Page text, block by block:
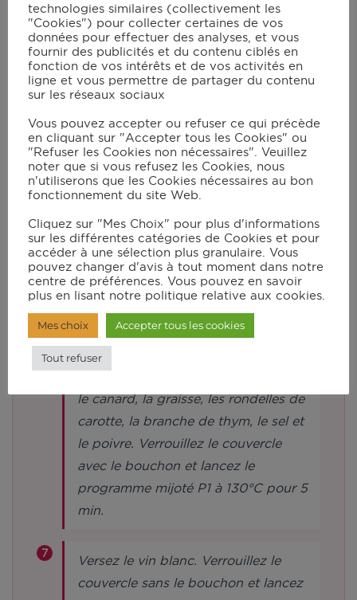
Couvrez la surface avec un cercle de
papier sulfurisé. Enfournez-les
pendant 45 min. Effilochez les
confits de canard et réservez un
grosse cuillère à soupe de graisse de
canard. Épluchez la carotte et
coupez-la en fines rondelles.
Dans le bol du robot muni du
l’échalote, épluchée et coupée en 4.
Verrouillez le couvercle avec le
bouchon et mixez en vitesse 12
pendant 20 s.
Remplacez le couteau hachoir
le canard, la graisse, les rondelles de
carotte, la branche de thym, le sel et
le poivre. Verrouillez le couvercle
avec le bouchon et lancez le
programme mijoté P1 à 130°C pour 5
min.
Versez le vin blanc. Verrouillez le
couvercle sans le bouchon et lancez
technologies similaires (collectivement les
"Cookies") pour collecter certaines de vos
données pour effectuer des analyses, et vous
fournir des publicités et du contenu ciblés en
fonction de vos intérêts et de vos activités en
ligne et vous permettre de partager du contenu
sur les réseaux sociaux
Vous pouvez accepter ou refuser ce qui précède
en cliquant sur "Accepter tous les Cookies" ou
"Refuser les Cookies non nécessaires". Veuillez
noter que si vous refusez les Cookies, nous
n'utiliserons que les Cookies nécessaires au bon
fonctionnement du site Web.
Cliquez sur "Mes Choix" pour plus d'informations
sur les différentes catégories de Cookies et pour
accéder à une sélection plus granulaire. Vous
pouvez changer d'avis à tout moment dans notre
centre de préférences. Vous pouvez en savoir
plus en lisant notre politique relative aux cookies.
Mes choix Accepter tous les cookies
Tout refuser